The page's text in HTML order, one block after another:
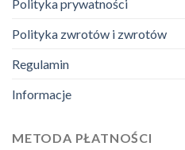
Polityka prywatności
Polityka zwrotów i zwrotów
Regulamin
Informacje
METODA PŁATNOŚCI